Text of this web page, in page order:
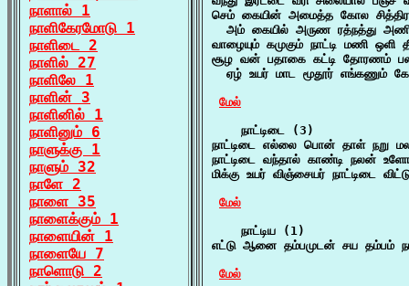
நாளால் 1
நாளிகேரமோடு 1
நாளிடை 2
நாளில் 27
நாளிலே 1
நாளின் 3
நாளினில் 1
நாளினும் 6
நாளுக்கு 1
நாளும் 32
நாளே 2
நாளை 35
நாளைக்கும் 1
நாளையின் 1
நாளையே 7
நாளொடு 2
செம் கையின் அமைத்த கோல சித்திர
அம் கையில் அருண ரத்நத்து
வாழையும் கமுகும் நாட்டி மணி ஒளி
சூழ வன் பதாகை கட்டி தோரணம்
ஏழ் உயர் மாட மூதூர் எங்கணும்
மேல்
    நாட்டிடை (3)
நாட்டிடை எல்லை பொன் தாள் நறு
நாட்டிடை வந்தால் காண்டி நலன்
மிக்கு உயர் விஞ்சையர் நாட்டிடை
மேல்
    நாட்டிய (1)
எட்டு ஆனை தம்பமுடன் சய தம்பம்
மேல்